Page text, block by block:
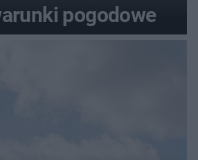
pogodowe